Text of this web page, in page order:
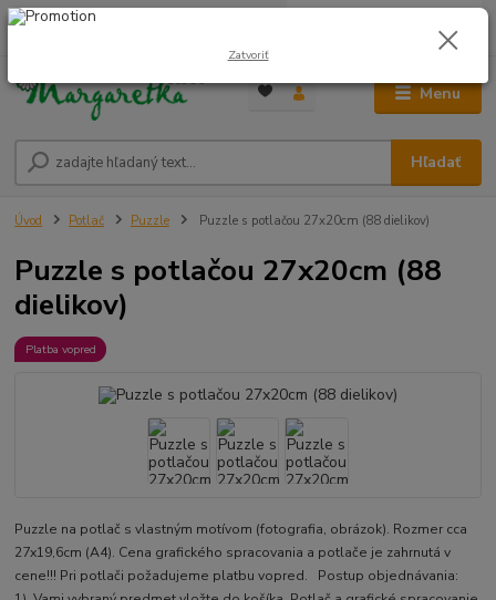
Menu
Hľadať
0948 236 042
0,00 €
Úvod Potlač Puzzle Puzzle s potlačou 27x20cm (88 dielikov)
Puzzle s potlačou 27x20cm (88
dielikov)
Platba vopred
Puzzle na potlač s vlastným motívom (fotografia, obrázok). Rozmer cca
27x19,6cm (A4). Cena grafického spracovania a potlače je zahrnutá v
cene!!! Pri potlači požadujeme platbu vopred. Postup objednávania:
Zatvoriť